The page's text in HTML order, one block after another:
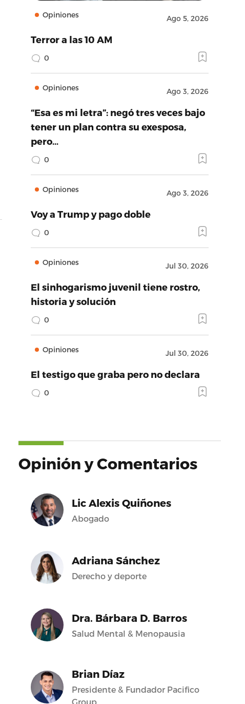
Opiniones Ago 5, 2026
Terror a las 10 AM
0
Opiniones Ago 3, 2026
“Esa es mi letra”: negó tres veces bajo
tener un plan contra su exesposa,
pero…
0
Opiniones Ago 3, 2026
Voy a Trump y pago doble
0
Opiniones Jul 30, 2026
El sinhogarismo juvenil tiene rostro,
historia y solución
0
Opiniones Jul 30, 2026
El testigo que graba pero no declara
0
Opinión y Comentarios
Lic Alexis Quiñones
Abogado
Adriana Sánchez
Derecho y deporte
Dra. Bárbara D. Barros
Salud Mental & Menopausia
Brian Díaz
Presidente & Fundador Pacifico
Group